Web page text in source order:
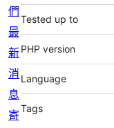
Tested up to
PHP version
Language
Tags
們
最
新
消
息
寄